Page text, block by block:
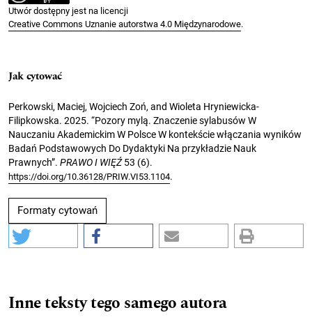
Utwór dostępny jest na licencji
Creative Commons Uznanie autorstwa 4.0 Międzynarodowe.
Jak cytować
Perkowski, Maciej, Wojciech Zoń, and Wioleta Hryniewicka-
Filipkowska. 2025. “Pozory mylą. Znaczenie sylabusów W
Nauczaniu Akademickim W Polsce W kontekście włączania wyników
Badań Podstawowych Do Dydaktyki Na przykładzie Nauk
Prawnych”. PRAWO I WIĘŹ53 (6).
https://doi.org/10.36128/PRIW.VI53.1104.
Formaty cytowań
Inne teksty tego samego autora